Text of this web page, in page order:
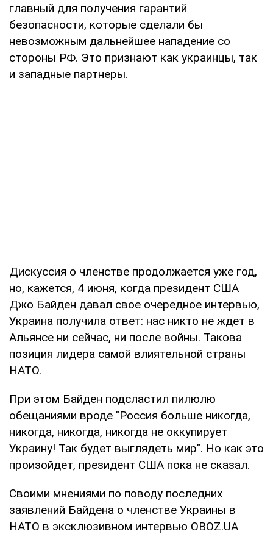
главный для получения гарантий
безопасности, которые сделали бы
невозможным дальнейшее нападение со
стороны РФ. Это признают как украинцы, так
и западные партнеры.
Дискуссия о членстве продолжается уже год,
но, кажется, 4 июня, когда президент США
Джо Байден давал свое очередное интервью,
Украина получила ответ: нас никто не ждет в
Альянсе ни сейчас, ни после войны. Такова
позиция лидера самой влиятельной страны
НАТО.
При этом Байден подсластил пилюлю
обещаниями вроде "Россия больше никогда,
никогда, никогда, никогда не оккупирует
Украину! Так будет выглядеть мир". Но как это
произойдет, президент США пока не сказал.
Своими мнениями по поводу последних
заявлений Байдена о членстве Украины в
НАТО в эксклюзивном интервью OBOZ.UA